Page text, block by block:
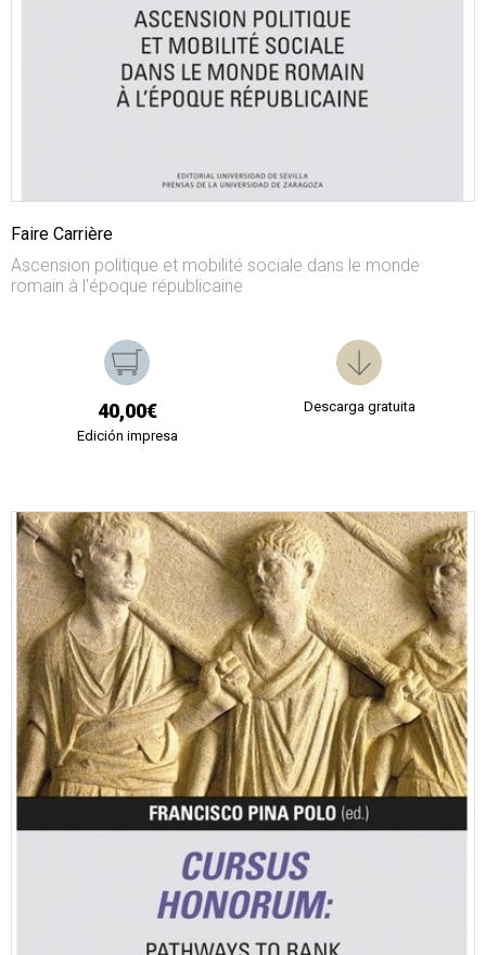
Faire Carrière
Ascension politique et mobilité sociale dans le monde
romain à l'époque républicaine
40,00€
Edición impresa
Descarga gratuita